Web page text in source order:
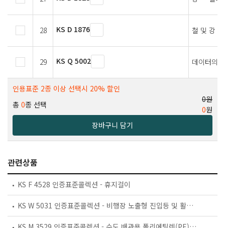
28 KS D 1876 철 및 강 —
29 KS Q 5002 데이터의
인용표준 2종 이상 선택시 20% 할인
총 0종 선택
0원
0원
장바구니 담기
관련상품
KS F 4528 인증표준콜렉션 - 휴지걸이
KS W 5031 인증표준콜렉션 - 비행장 노출형 진입등 및 활주로 말단등/말단연장등/종단등